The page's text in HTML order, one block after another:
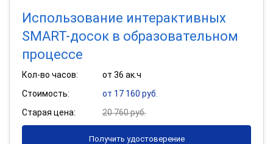
Использование интерактивных
SMART-досок в образовательном
процессе
Кол-во часов:
от 36 ак.ч
Стоимость:
от 17 160 руб.
Старая цена:
20 760 руб.
Получить удостоверение